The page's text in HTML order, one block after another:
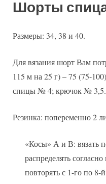
Шорты
Размеры: 34, 38 и 40.
Для вязания шорт Вам
115 м на 25 г) – 75 (75-
спицы № 4; крючок № 3,5.
Резинка: попеременно 2
«Косы» А и В: вязать
распределять
повторять с 1-го по 8-